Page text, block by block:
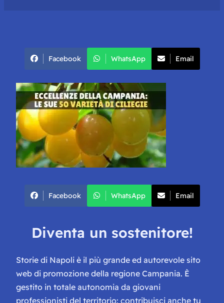
Facebook WhatsApp Email
Facebook WhatsApp Email
Diventa un sostenitore!
Storie di Napoli è il più grande ed autorevole sito
web di promozione della regione Campania. È
gestito in totale autonomia da giovani
professionisti del territorio: contribuisci anche tu